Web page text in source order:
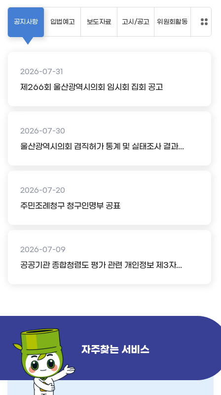
공지사항
2026-07-31
제266회 울산광역시의회 임시회 집회 공고
2026-07-30
울산광역시의회 겸직허가 통계 및 실태조사 결과...
2026-07-20
주민조례청구 청구인명부 공표
2026-07-09
공공기관 종합청렴도 평가 관련 개인정보 제3자...
입법예고 보도자료 고시/공고 위원회활동
자주찾는 서비스